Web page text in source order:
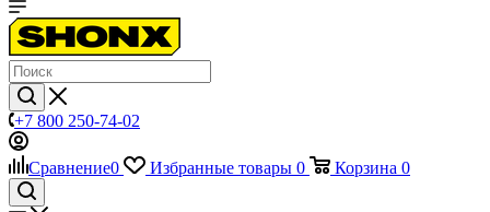
+7 800 250-74-02
Сравнение0 Избранные товары 0 Корзина 0